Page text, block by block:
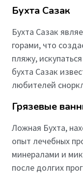
Бухта Сазак
Бухта Сазак
горами, что
пляжу,
бухта Сазак
любителей
Грязевые
Ложная Бухта,
опыт лечебных
минералами и
после долгих